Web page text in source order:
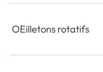
OEilletons rotatifs